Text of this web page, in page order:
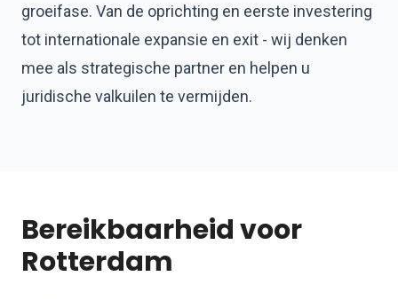
groeifase. Van de oprichting en eerste investering
tot internationale expansie en exit - wij denken
mee als strategische partner en helpen u
juridische valkuilen te vermijden.
Bereikbaarheid voor
Rotterdam